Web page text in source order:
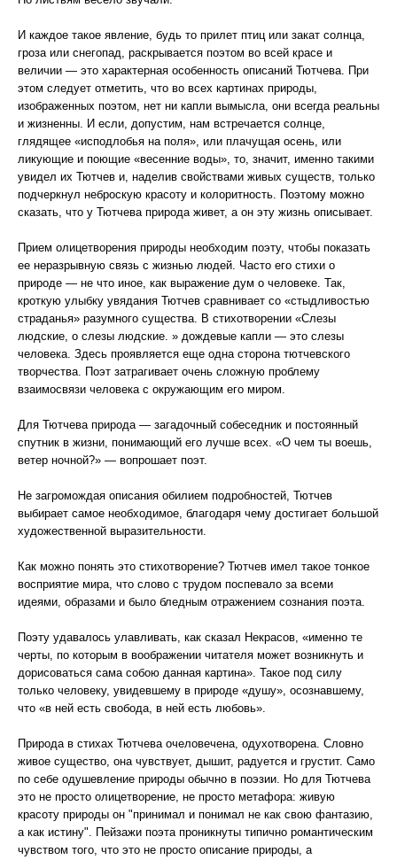
И каждое такое явление, будь то прилет птиц или закат солнца,
гроза или снегопад, раскрывается поэтом во всей красе и
величии — это характерная особенность описаний Тютчева. При
этом следует отметить, что во всех картинах природы,
изображенных поэтом, нет ни капли вымысла, они всегда реальны
и жизненны. И если, допустим, нам встречается солнце,
глядящее «исподлобья на поля», или плачущая осень, или
ликующие и поющие «весенние воды», то, значит, именно такими
увидел их Тютчев и, наделив свойствами живых существ, только
подчеркнул неброскую красоту и колоритность. Поэтому можно
сказать, что у Тютчева природа живет, а он эту жизнь описывает.
Прием олицетворения природы необходим поэту, чтобы показать
ее неразрывную связь с жизнью людей. Часто его стихи о
природе — не что иное, как выражение дум о человеке. Так,
кроткую улыбку увядания Тютчев сравнивает со «стыдливостью
страданья» разумного существа. В стихотворении «Слезы
людские, о слезы людские. » дождевые капли — это слезы
человека. Здесь проявляется еще одна сторона тютчевского
творчества. Поэт затрагивает очень сложную проблему
взаимосвязи человека с окружающим его миром.
Для Тютчева природа — загадочный собеседник и постоянный
спутник в жизни, понимающий его лучше всех. «О чем ты воешь,
ветер ночной?» — вопрошает поэт.
Не загромождая описания обилием подробностей, Тютчев
выбирает самое необходимое, благодаря чему достигает большой
художественной выразительности.
Как можно понять это стихотворение? Тютчев имел такое тонкое
восприятие мира, что слово с трудом поспевало за всеми
идеями, образами и было бледным отражением сознания поэта.
Поэту удавалось улавливать, как сказал Некрасов, «именно те
черты, по которым в воображении читателя может возникнуть и
дорисоваться сама собою данная картина». Такое под силу
только человеку, увидевшему в природе «душу», осознавшему,
что «в ней есть свобода, в ней есть любовь».
Природа в стихах Тютчева очеловечена, одухотворена. Словно
живое существо, она чувствует, дышит, радуется и грустит. Само
по себе одушевление природы обычно в поэзии. Но для Тютчева
это не просто олицетворение, не просто метафора: живую
красоту природы он "принимал и понимал не как свою фантазию,
а как истину". Пейзажи поэта проникнуты типично романтическим
чувством того, что это не просто описание природы, а